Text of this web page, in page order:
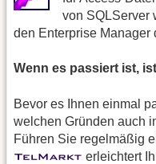
von SQLServer
den Enterprise Manager
Wenn es passiert ist,
Bevor es Ihnen einmal
welchen Gründen auch
Führen Sie regelmäßig
erleichtert